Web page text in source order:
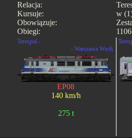
Relacja:
Kursuje:
Obowiązuje:
Obiegi:
w
Terespol -
- Warszawa Wsch.
EP08
140 km/h
275 t